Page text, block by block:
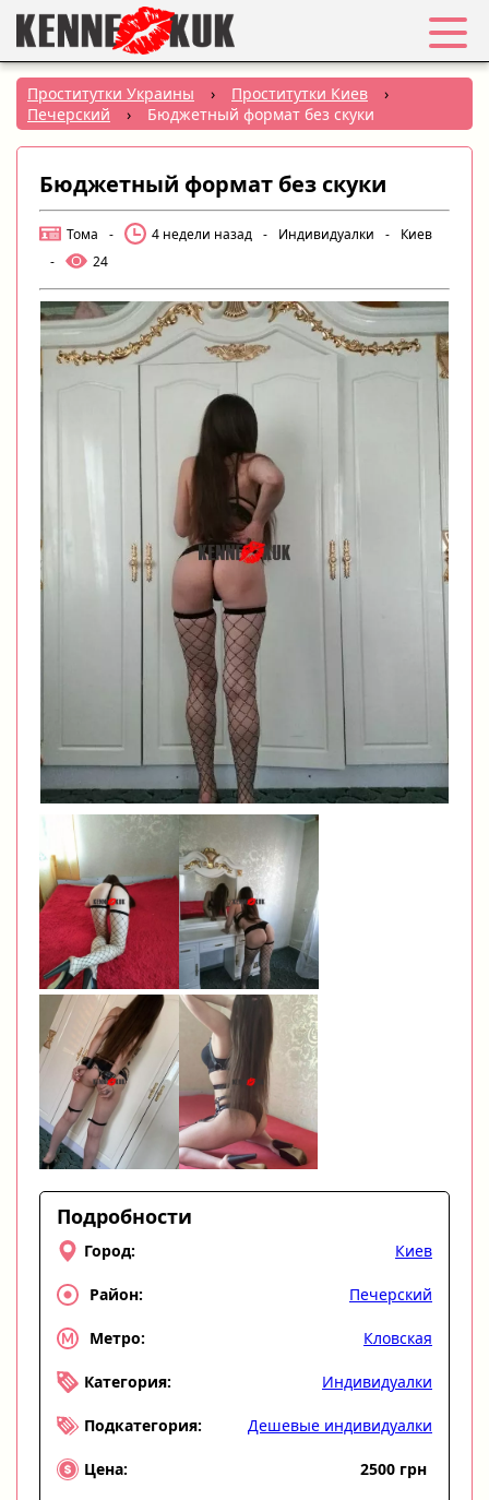
Избранное
Вход
Регистрация
Города:
РУС|
УКР
Создать объявление
Проститутки Украины › Проститутки Киев
›
Печерский
› Бюджетный формат без скуки
Бюджетный формат без скуки
Тома - 4 недели назад - Индивидуалки -
Киев
-
24
Подробности
Город: Киев
Район: Печерский
Метро: Кловская
Категория: Индивидуалки
Подкатегория: Дешевые индивидуалки
Цена: 2500 грн